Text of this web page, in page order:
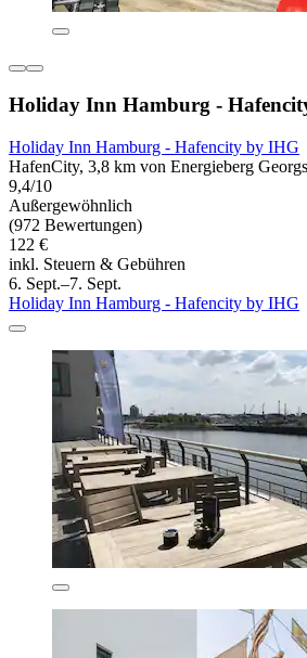
Holiday Inn Hamburg -
Holiday Inn Hamburg - Hafencity by IHG
HafenCity, 3,8 km von Energieberg
9,4/10
Außergewöhnlich
(972 Bewertungen)
122 €
inkl. Steuern & Gebühren
6. Sept.–7. Sept.
Holiday Inn Hamburg - Hafencity by IHG